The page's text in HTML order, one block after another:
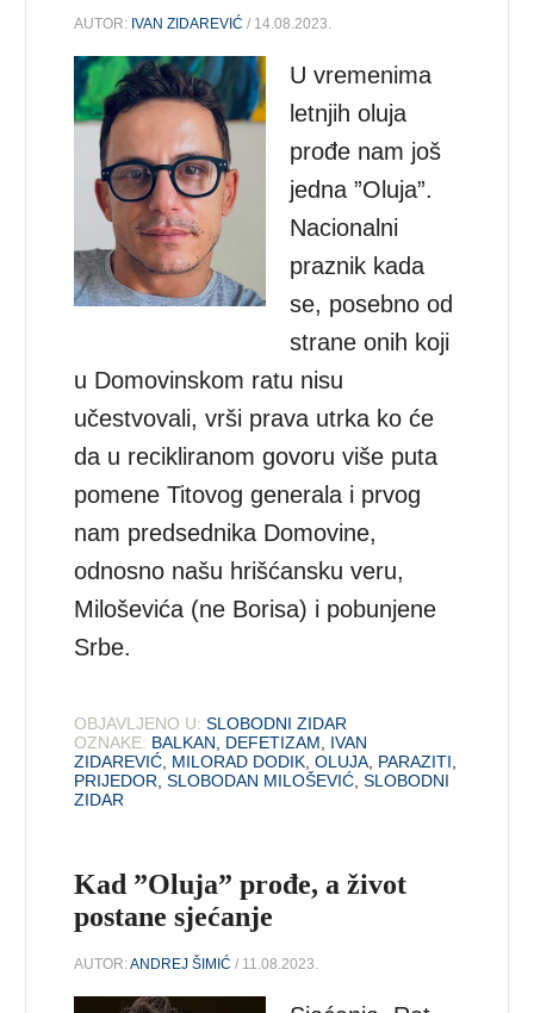
AUTOR: IVAN ZIDAREVIĆ / 14.08.2023.
U vremenima
letnjih oluja
prođe nam još
jedna ”Oluja”.
Nacionalni
praznik kada
se, posebno od
strane onih koji
u Domovinskom ratu nisu
učestvovali, vrši prava utrka ko će
da u recikliranom govoru više puta
pomene Titovog generala i prvog
nam predsednika Domovine,
odnosno našu hrišćansku veru,
Miloševića (ne Borisa) i pobunjene
Srbe.
OBJAVLJENO U: SLOBODNI ZIDAR
OZNAKE: BALKAN DEFETIZAM
IVAN
ZIDAREVIĆ MILORAD DODIK ,OLUJA PARAZITI
PRIJEDOR ,SLOBODAN MILOŠEVIĆ ,SLOBODNI
ZIDAR
Kad ”Oluja” prođe, a život
postane sjećanje
AUTOR:ANDREJ ŠIMIĆ / 11.08.2023.